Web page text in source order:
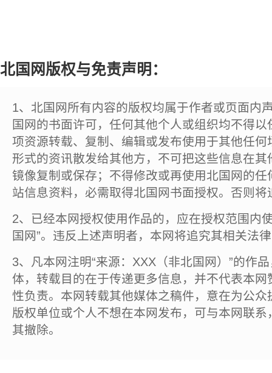
北国网版权与免责声明：
1、北国网所有内容的版权均属于作者或页面内
国网的书面许可，任何其他个人或组织均不得
项资源转载、复制、编辑或发布使用于其他任
形式的资讯散发给其他方，不可把这些信息在
镜像复制或保存；不得修改或再使用北国网的
站信息资料，必需取得北国网书面授权。否则将
2、已经本网授权使用作品的，应在授权范围内
国网”。违反上述声明者，本网将追究其相关法
3、凡本网注明“来源：XXX（非北国网）”的作
体，转载目的在于传递更多信息，并不代表本
性负责。本网转载其他媒体之稿件，意在为公
版权单位或个人不想在本网发布，可与本网联
其撤除。